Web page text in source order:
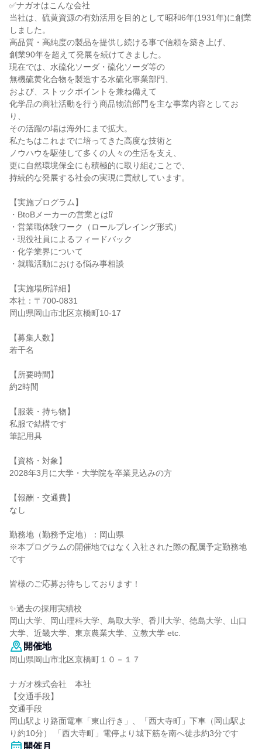
✅ナガオはこんな会社
当社は、硫黄資源の有効活用を目的として昭和6年(1931年)に創業
しました。
高品質・高純度の製品を提供し続ける事で信頼を築き上げ、
創業90年を超えて発展を続けてきました。
現在では、水硫化ソーダ・硫化ソーダ等の
無機硫黄化合物を製造する水硫化事業部門、
および、ストックポイントを兼ね備えて
化学品の商社活動を行う商品物流部門を主な事業内容としてお
り、
その活躍の場は海外にまで拡大。
私たちはこれまでに培ってきた高度な技術と
ノウハウを駆使して多くの人々の生活を支え、
更に自然環境保全にも積極的に取り組むことで、
持続的な発展する社会の実現に貢献しています。
【実施プログラム】
・BtoBメーカーの営業とは⁉
・営業職体験ワーク（ロールプレイング形式）
・現役社員によるフィードバック
・化学業界について
・就職活動における悩み事相談
【実施場所詳細】
本社：〒700-0831
岡山県岡山市北区京橋町10‐17
【募集人数】
若干名
【所要時間】
約2時間
【服装・持ち物】
私服で結構です
筆記用具
【資格・対象】
2028年3月に大学・大学院を卒業見込みの方
【報酬・交通費】
なし
勤務地（勤務予定地）：岡山県
※本プログラムの開催地ではなく入社された際の配属予定勤務地
です
皆様のご応募お待ちしております！
✨過去の採用実績校
岡山大学、岡山理科大学、鳥取大学、香川大学、徳島大学、山口
大学、近畿大学、東京農業大学、立教大学 etc.
開催地
岡山県岡山市北区京橋町１０－１７
ナガオ株式会社 本社
【交通手段】
交通手段
岡山駅より路面電車「東山行き」、「西大寺町」下車（岡山駅よ
り約10分） 「西大寺町」電停より城下筋を南へ徒歩約3分です
開催月